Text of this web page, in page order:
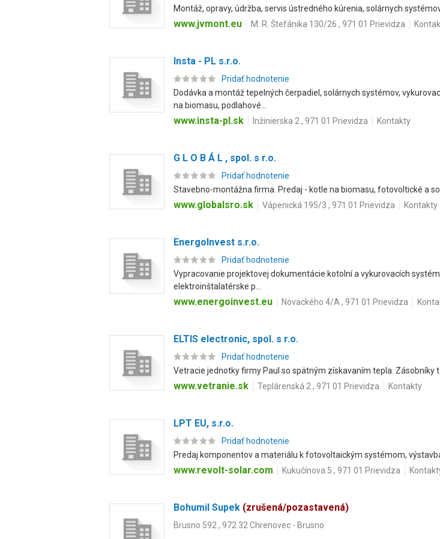
Montáž, opravy, údržba, servis ústredného kúrenia, solárnych
www.jvmont.eu M. R. Štefánika 130/26 , 971 01 Prievidza
Insta - PL s.r.o.
Pridať hodnotenie
Dodávka a montáž tepelných čerpadiel, solárnych systémov,
na biomasu, podlahové...
www.insta-pl.sk Inžinierska 2 , 971 01 Prievidza Kontakty
G L O B Á L , spol. s r.o.
Pridať hodnotenie
Stavebno-montážna firma. Predaj - kotle na biomasu, fotovoltické a
www.globalsro.sk Vápenická 195/3 , 971 01 Prievidza Kontakty
EnergoInvest s.r.o.
Pridať hodnotenie
Vypracovanie projektovej dokumentácie kotolní a vykurovacích
elektroinštalatérske p...
www.energoinvest.eu Novackého 4/A , 971 01 Prievidza
ELTIS electronic, spol. s r.o.
Pridať hodnotenie
Vetracie jednotky firmy Paul so spätným získavaním tepla. Zásobníky
www.vetranie.sk Teplárenská 2 , 971 01 Prievidza Kontakty
LPT EU, s.r.o.
Pridať hodnotenie
Predaj komponentov a materiálu k fotovoltaickým systémom,
www.revolt-solar.com Kukučínova 5 , 971 01 Prievidza
Bohumil Supek (zrušená/pozastavená)
Brusno 592 , 972 32 Chrenovec - Brusno